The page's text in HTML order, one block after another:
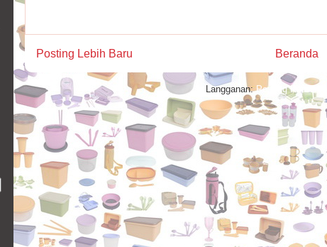
Posting Lebih Baru Beranda
Langganan:Posting